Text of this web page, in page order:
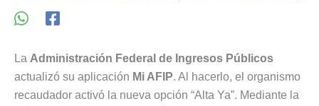
La Administración Federal de Ingresos Públicos
actualizó su aplicación Mi AFIP. Al hacerlo, el organismo
recaudador activó la nueva opción “Alta Ya”. Mediante la